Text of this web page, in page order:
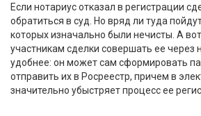
Если нотариус отказал в регистрации
обратиться в суд. Но вряд ли туда
которых изначально были нечисты. А
участникам сделки совершать ее через
удобнее: он может сам сформировать
отправить их в Росреестр, причем в
значительно убыстряет процесс ее